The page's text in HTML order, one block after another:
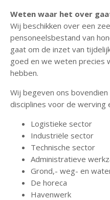
Weten waar het over
Wij beschikken over een
pensoneelsbestand van
gaat om de inzet van
goed en we weten precies
hebben.
Wij begeven ons
disciplines voor de werving
Logistieke sector
Industriële sector
Technische sector
Administratieve
Grond,- weg- en
De horeca
Havenwerk